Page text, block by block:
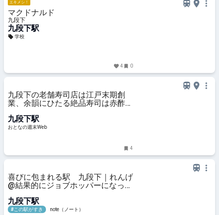
エキメシ！
マクドナルド
九段下
九段下駅
学校
4 0
九段下の老舗寿司店は江戸末期創
業、余韻にひたる絶品寿司は赤酢の
九段下駅
おとなの週末Web
4
喜びに包まれる駅 九段下｜れんげ
@結果的にジョブホッパーになった
九段下駅
#この駅がすき note（ノート）